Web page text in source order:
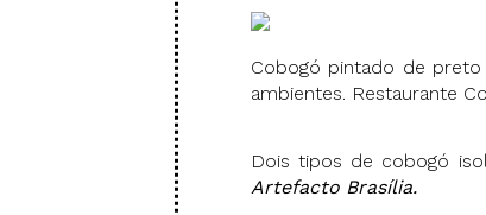
Cobogó pintado de
ambientes. Restaurante
Dois tipos de cobogó
Artefacto Brasília.